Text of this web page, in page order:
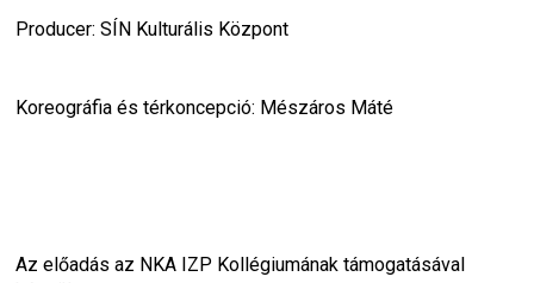
Producer: SÍN Kulturális Központ
Koreográfia és térkoncepció: Mészáros Máté
Az előadás az NKA IZP Kollégiumának támogatásával